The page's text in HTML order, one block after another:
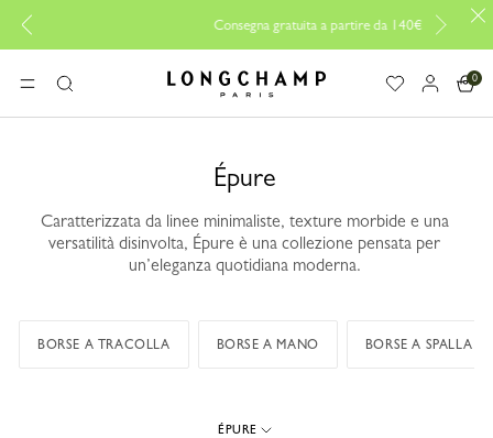
Consegna gratuita a partire da 140€
MENURicerca Longchamp - Home
0
Épure
Caratterizzata da linee minimaliste, texture morbide e una
versatilità disinvolta, Épure è una collezione pensata per
un’eleganza quotidiana moderna.
BORSE A TRACOLLA BORSE A MANO BORSE A SPALLA
ÉPURE